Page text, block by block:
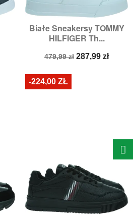
Białe Sneakersy TOMMY
HILFIGER Th...
Cena
479,99 zł Cena
287,99 zł
-224,00 ZŁ